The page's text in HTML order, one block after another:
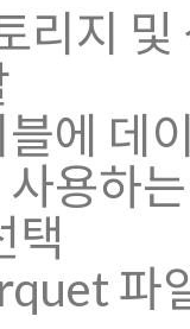
리지 및
에 데
용하
택
파